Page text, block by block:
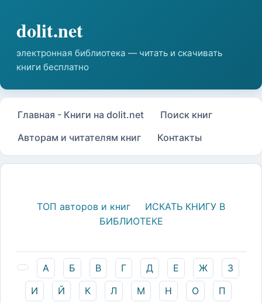
Главная - Книги на dolit.net
Поиск книг
Авторам и читателям книг
Контакты
ТОП авторов и книг
ИСКАТЬ КНИГУ В
БИБЛИОТЕКЕ
А Б В Г Д Е Ж
З
И
Й К Л М Н О
П